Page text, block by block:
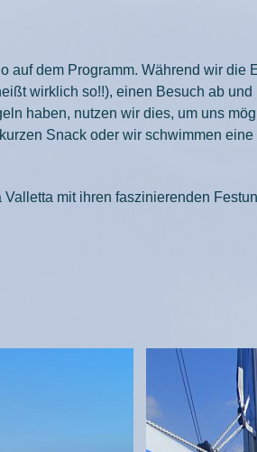
auf dem Programm. Während wir
wirklich so!!), einen Besuch ab
haben, nutzen wir dies, um uns
Snack oder wir schwimmen
mit ihren faszinierenden